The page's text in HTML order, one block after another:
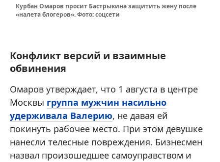
Курбан Омаров просит Бастрыкина защитить жену после
«налета блогеров». Фото: соцсети
Конфликт версий и взаимные
обвинения
Омаров утверждает, что 1 августа в центре
Москвы группа мужчин насильно
удерживала Валерию, не давая ей
покинуть рабочее место. При этом девушке
нанесли телесные повреждения. Бизнесмен
назвал произошедшее самоуправством и